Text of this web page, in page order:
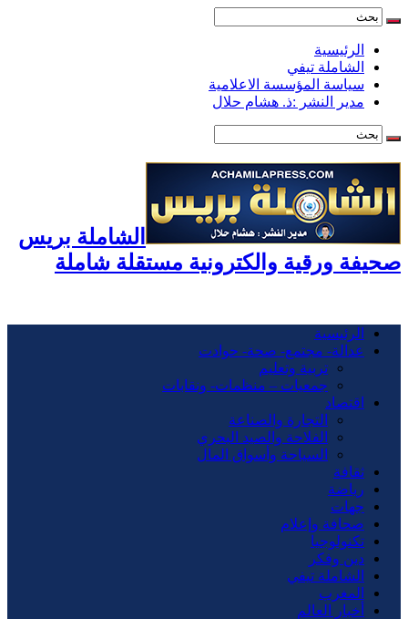
الرئيسية
الشاملة تيفي
سياسة المؤسسة الاعلامية
مدير النشر :ذ. هشام حلال
الشاملة بريس
صحيفة ورقية والكترونية مستقلة شاملة
الرئيسية
عدالة- مجتمع- صحة- حوادت
تربية وتعليم
جمعيات – منظمات- ونقابات
اقتصاد
التجارة والصناعة
الفلاحة والصيد البحري
السياحة وأسواق المال
ثقافة
رياضة
جهات
صحافة وإعلام
تكنولوجيا
دين وفكر
الشاملة تيفي
المغرب
أخبار العالم